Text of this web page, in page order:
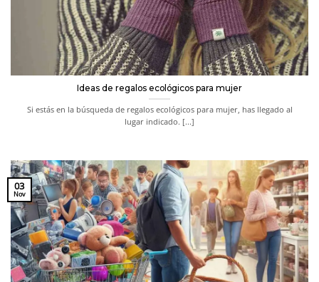
Ideas de regalos ecológicos para mujer
Si estás en la búsqueda de regalos ecológicos para mujer, has llegado al
lugar indicado. [...]
03
Nov